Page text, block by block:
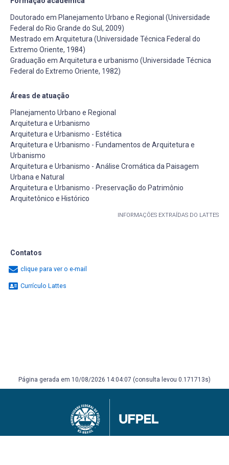
Doutorado em Planejamento Urbano e Regional (Universidade
Federal do Rio Grande do Sul, 2009)
Mestrado em Arquitetura (Universidade Técnica Federal do
Extremo Oriente, 1984)
Graduação em Arquitetura e urbanismo (Universidade Técnica
Federal do Extremo Oriente, 1982)
Áreas de atuação
Planejamento Urbano e Regional
Arquitetura e Urbanismo
Arquitetura e Urbanismo - Estética
Arquitetura e Urbanismo - Fundamentos de Arquitetura e
Urbanismo
Arquitetura e Urbanismo - Análise Cromática da Paisagem
Urbana e Natural
Arquitetura e Urbanismo - Preservação do Patrimônio
Arquitetônico e Histórico
INFORMAÇÕES EXTRAÍDAS DO LATTES
Contatos
clique para ver o e-mail
Currículo Lattes
Página gerada em 10/08/2026 14:04:07 (consulta levou 0.171713s)